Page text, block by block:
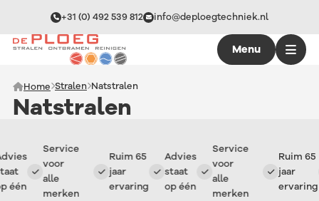
+31 (0) 492 539 812 info@deploegtechniek.nl
Menu
Home Stralen Natstralen
Natstralen
Service
voor
alle
merken
Ruim 65
jaar
ervaring
Advies
staat
op één
Service
voor
alle
merken
Ruim 65
jaar
ervaring